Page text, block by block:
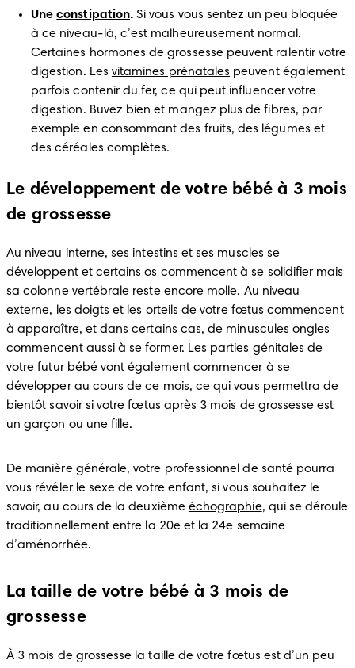
Une constipation. Si vous vous sentez un peu bloquée
à ce niveau-là, c’est malheureusement normal.
Certaines hormones de grossesse peuvent ralentir votre
digestion. Les vitamines prénatales peuvent également
parfois contenir du fer, ce qui peut influencer votre
digestion. Buvez bien et mangez plus de fibres, par
exemple en consommant des fruits, des légumes et
des céréales complètes.
Le développement de votre bébé à 3 mois
de grossesse
Au niveau interne, ses intestins et ses muscles se
développent et certains os commencent à se solidifier mais
sa colonne vertébrale reste encore molle. Au niveau
externe, les doigts et les orteils de votre fœtus commencent
à apparaître, et dans certains cas, de minuscules ongles
commencent aussi à se former. Les parties génitales de
votre futur bébé vont également commencer à se
développer au cours de ce mois, ce qui vous permettra de
bientôt savoir si votre fœtus après 3 mois de grossesse est
De manière générale, votre professionnel de santé pourra
vous révéler le sexe de votre enfant, si vous souhaitez le
savoir, au cours de la deuxième échographie, qui se déroule
traditionnellement entre la 20e et la 24e semaine
d’aménorrhée.
La taille de votre bébé à 3 mois de
grossesse
À 3 mois de grossesse la taille de votre fœtus est d’un peu